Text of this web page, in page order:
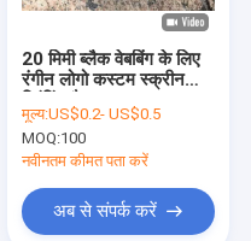
20 मिमी ब्लैक वेबबिंग के लिए
रंगीन लोगो कस्टम स्क्रीन
मूल्य:US$0.2- US$0.5
MOQ:100
नवीनतम कीमत पता करें
अब से संपर्क करें